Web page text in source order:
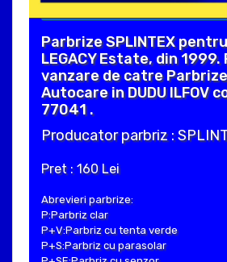
Parbrize SPLINTEX pentru
LEGACY Estate, din
vanzare de catre
Autocare in DUDU ILFOV
77041 .
Producator parbriz :
Pret : 160 Lei
Abrevieri parbrize:
P:Parbriz clar
P+V:Parbriz cu tenta verde
P+S:Parbriz cu parasolar